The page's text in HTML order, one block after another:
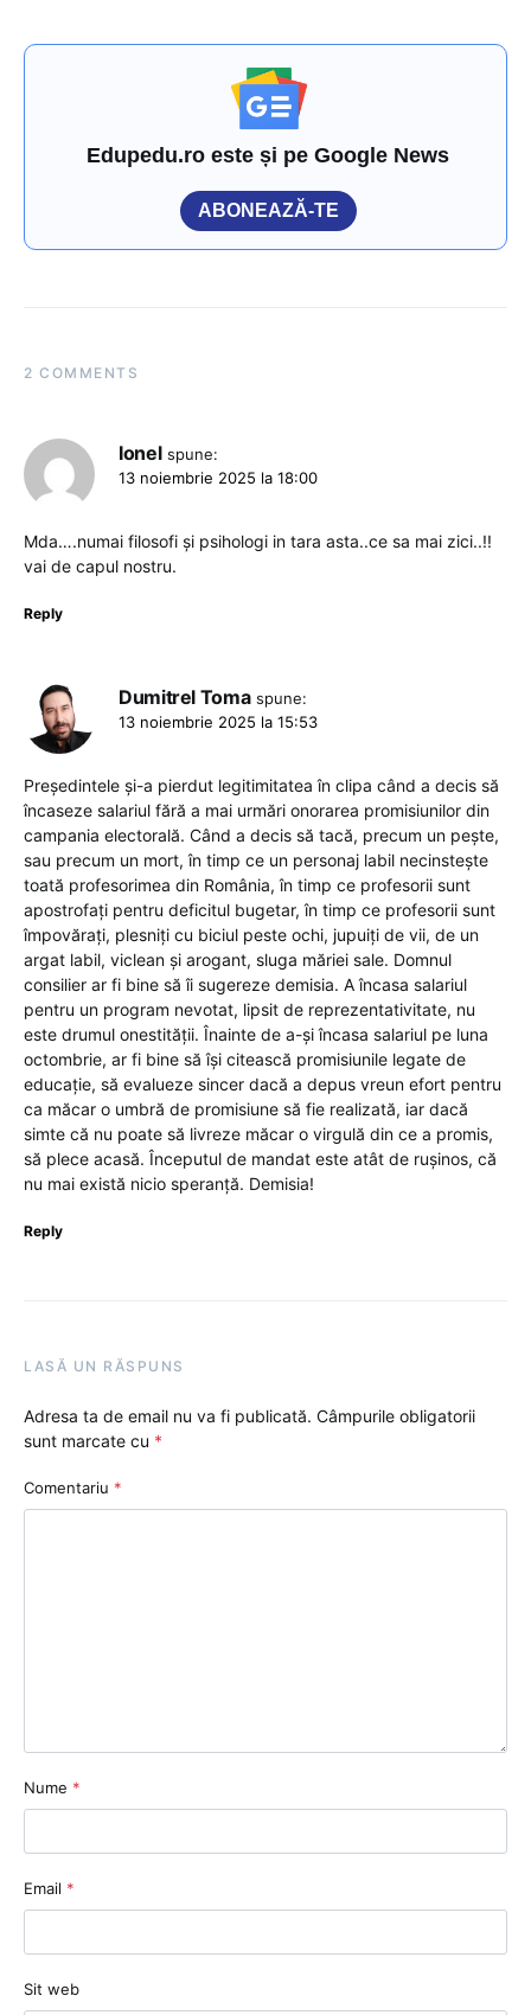
Edupedu.ro este și pe Google News
ABONEAZĂ-TE
2 COMMENTS
Ionel spune:
13 noiembrie 2025 la 18:00
Mda….numai filosofi și psihologi in tara asta..ce sa mai zici..!!
vai de capul nostru.
Reply
Dumitrel Toma spune:
13 noiembrie 2025 la 15:53
Președintele și-a pierdut legitimitatea în clipa când a decis să
încaseze salariul fără a mai urmări onorarea promisiunilor din
campania electorală. Când a decis să tacă, precum un pește,
sau precum un mort, în timp ce un personaj labil necinstește
toată profesorimea din România, în timp ce profesorii sunt
apostrofați pentru deficitul bugetar, în timp ce profesorii sunt
împovărați, plesniți cu biciul peste ochi, jupuiți de vii, de un
argat labil, viclean și arogant, sluga măriei sale. Domnul
consilier ar fi bine să îi sugereze demisia. A încasa salariul
pentru un program nevotat, lipsit de reprezentativitate, nu
este drumul onestității. Înainte de a-și încasa salariul pe luna
octombrie, ar fi bine să își citească promisiunile legate de
educație, să evalueze sincer dacă a depus vreun efort pentru
ca măcar o umbră de promisiune să fie realizată, iar dacă
simte că nu poate să livreze măcar o virgulă din ce a promis,
să plece acasă. Începutul de mandat este atât de rușinos, că
nu mai există nicio speranță. Demisia!
Reply
LASĂ UN RĂSPUNS
Adresa ta de email nu va fi publicată. Câmpurile obligatorii
sunt marcate cu *
Comentariu *
Nume *
Email *
Sit web